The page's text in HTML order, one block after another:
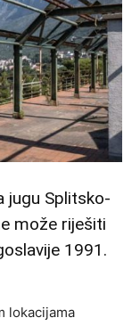
jugu Splitsko-
može riješiti
1991.
lokacijama